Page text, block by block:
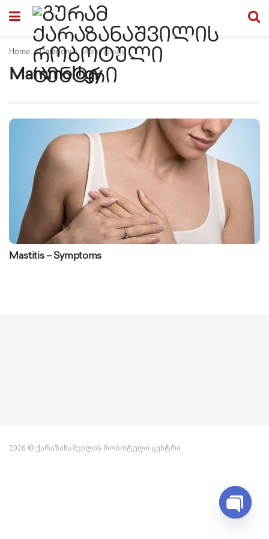
Home Category Mammology
Mammology
Mastitis – Symptoms
2026 © ქარაზანაშვილის რობოტული ცენტრი